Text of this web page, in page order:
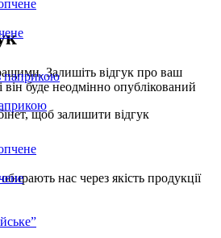
Залишіть відгук про ваш
він буде неодмінно опублікований
щоб залишити відгук
нас через якість продукції